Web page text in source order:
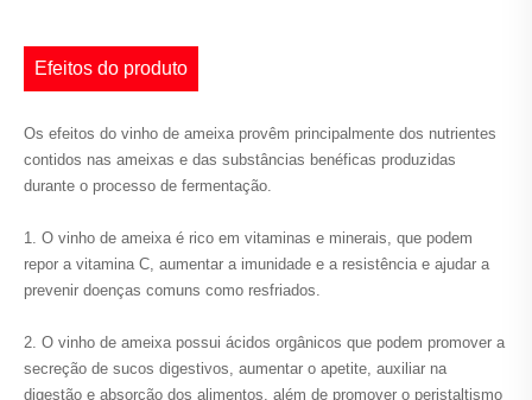
Efeitos do produto
Os efeitos do vinho de ameixa provêm principalmente dos nutrientes
contidos nas ameixas e das substâncias benéficas produzidas
durante o processo de fermentação.
1. O vinho de ameixa é rico em vitaminas e minerais, que podem
repor a vitamina C, aumentar a imunidade e a resistência e ajudar a
prevenir doenças comuns como resfriados.
2. O vinho de ameixa possui ácidos orgânicos que podem promover a
secreção de sucos digestivos, aumentar o apetite, auxiliar na
digestão e absorção dos alimentos, além de promover o peristaltismo